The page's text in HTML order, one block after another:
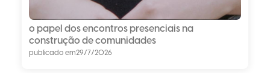
o papel dos encontros presenciais na
construção de comunidades
publicado em29/7/2026